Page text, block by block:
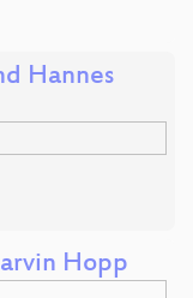
Hannes
Hopp